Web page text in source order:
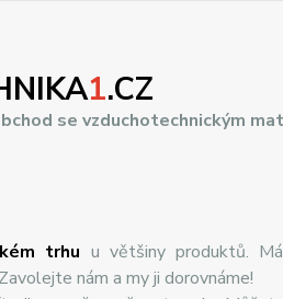
1.CZ
se vzduchotechnickým
trhu u většiny produktů.
nám a my ji dorovnáme!